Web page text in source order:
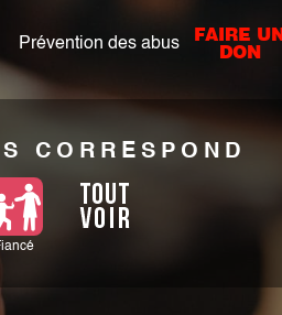
Prévention des abus​
FAIRE UN
DON
CORRESPOND